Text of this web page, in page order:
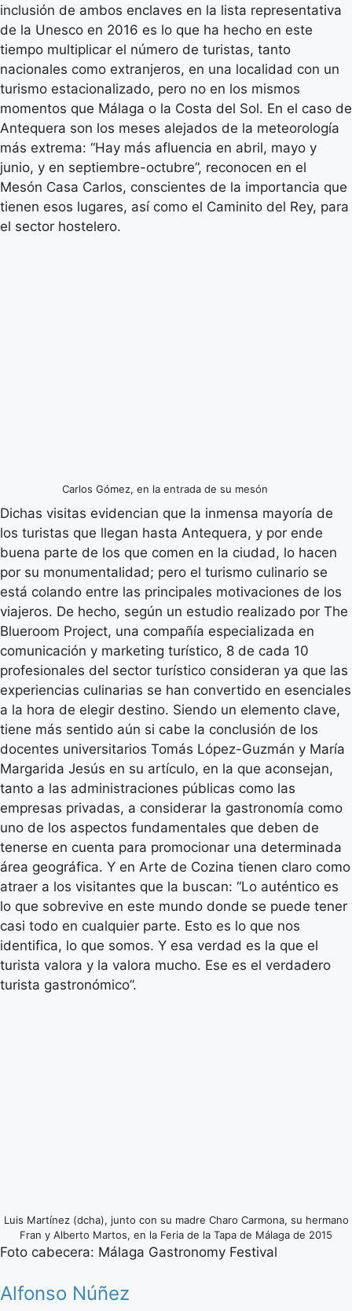
inclusión de ambos enclaves en la lista representativa
de la Unesco en 2016 es lo que ha hecho en este
tiempo multiplicar el número de turistas, tanto
nacionales como extranjeros, en una localidad con un
turismo estacionalizado, pero no en los mismos
momentos que Málaga o la Costa del Sol. En el caso de
Antequera son los meses alejados de la meteorología
más extrema: “Hay más afluencia en abril, mayo y
junio, y en septiembre-octubre”, reconocen en el
Mesón Casa Carlos, conscientes de la importancia que
tienen esos lugares, así como el Caminito del Rey, para
el sector hostelero.
Carlos Gómez, en la entrada de su mesón
Dichas visitas evidencian que la inmensa mayoría de
los turistas que llegan hasta Antequera, y por ende
buena parte de los que comen en la ciudad, lo hacen
por su monumentalidad; pero el turismo culinario se
está colando entre las principales motivaciones de los
viajeros. De hecho, según un estudio realizado por The
Blueroom Project, una compañía especializada en
comunicación y marketing turístico, 8 de cada 10
profesionales del sector turístico consideran ya que las
experiencias culinarias se han convertido en esenciales
a la hora de elegir destino. Siendo un elemento clave,
tiene más sentido aún si cabe la conclusión de los
docentes universitarios Tomás López-Guzmán y María
Margarida Jesús en su artículo, en la que aconsejan,
tanto a las administraciones públicas como las
empresas privadas, a considerar la gastronomía como
uno de los aspectos fundamentales que deben de
tenerse en cuenta para promocionar una determinada
área geográfica. Y en Arte de Cozina tienen claro como
atraer a los visitantes que la buscan: “Lo auténtico es
lo que sobrevive en este mundo donde se puede tener
casi todo en cualquier parte. Esto es lo que nos
identifica, lo que somos. Y esa verdad es la que el
turista valora y la valora mucho. Ese es el verdadero
turista gastronómico”.
Luis Martínez (dcha), junto con su madre Charo Carmona, su hermano
Fran y Alberto Martos, en la Feria de la Tapa de Málaga de 2015
Foto cabecera: Málaga Gastronomy Festival
Alfonso Núñez